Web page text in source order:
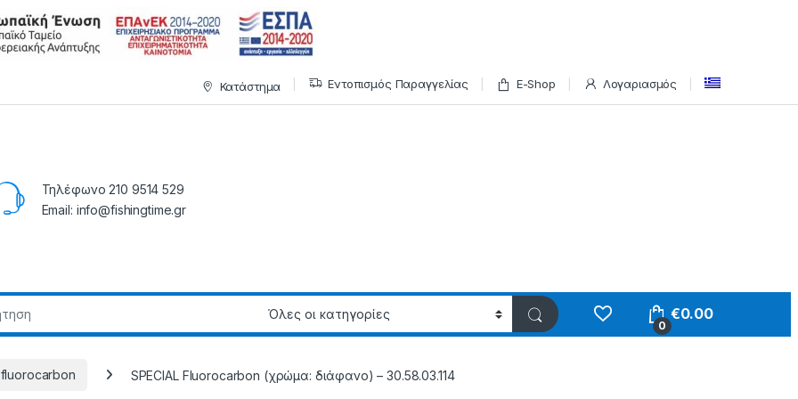
Κατάστημα Εντοπισμός Παραγγελίας E-Shop Λογαριασμός
Τηλέφωνο 210 9514 529
Email: info@fishingtime.gr
0
€0.00
SPECIAL Fluorocarbon (χρώμα: διάφανο) – 30.58.03.114